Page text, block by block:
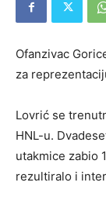
Ofanzivac
za
Lovrić se
HNL-u.
utakmice zabio
rezultiralo i